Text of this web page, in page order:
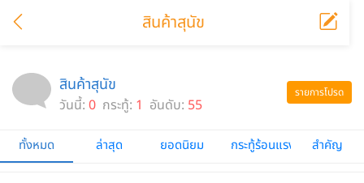
สินค้าสุนัข
รายการโปรด
สินค้าสุนัข
วันนี้: 0 กระทู้: 1 อันดับ: 55
ทั้งหมด ล่าสุด ยอดนิยม กระทู้ร้อนแรง สำคัญ